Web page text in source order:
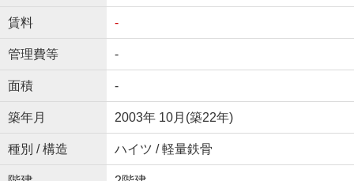
賃料 -
管理費等 -
面積 -
築年月 2003年 10月(築22年)
種別 / 構造 ハイツ / 軽量鉄骨